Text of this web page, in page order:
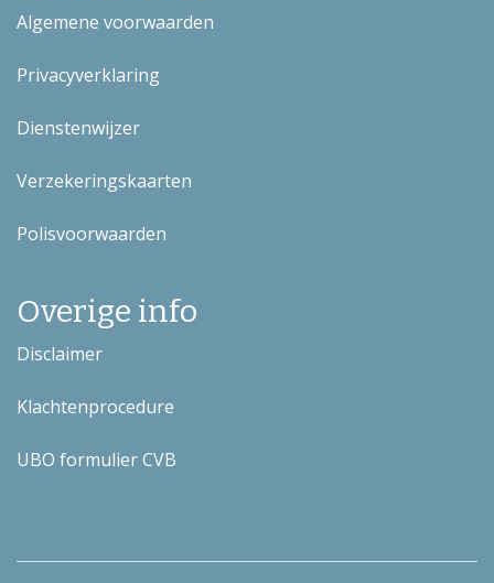
Algemene voorwaarden
Privacyverklaring
Dienstenwijzer
Verzekeringskaarten
Polisvoorwaarden
Overige info
Disclaimer
Klachtenprocedure
UBO formulier CVB